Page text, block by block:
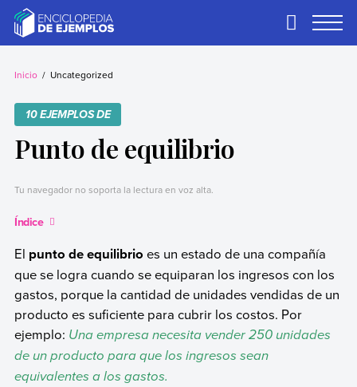
contentEjemplos
Necesitas ejemplos.
Primary
Inicio Uncategorized
10 EJEMPLOS DE
Punto de equilibrio
Tu navegador no soporta la lectura en voz alta.
Índice
El punto de equilibrio es un estado de una compañía
que se logra cuando se equiparan los ingresos con los
gastos, porque la cantidad de unidades vendidas de un
producto es suficiente para cubrir los costos. Por
ejemplo: Una empresa necesita vender 250 unidades
de un producto para que los ingresos sean
equivalentes a los gastos.